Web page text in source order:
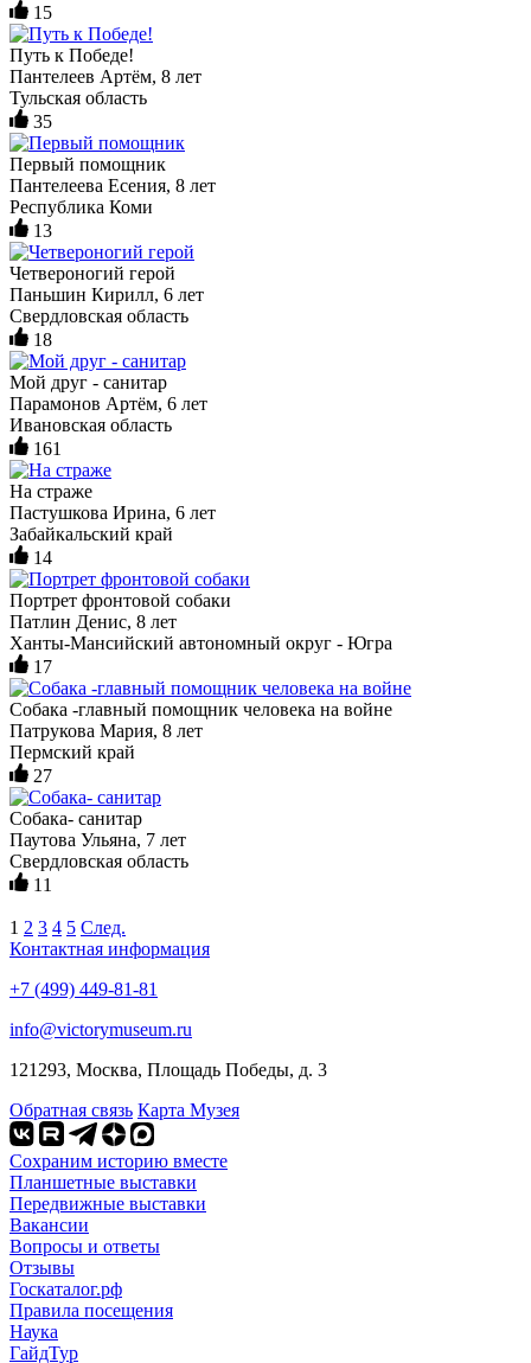
15
Путь к Победе!
Пантелеев Артём, 8 лет
Тульская область
35
Первый помощник
Пантелеева Есения, 8 лет
Республика Коми
13
Четвероногий герой
Паньшин Кирилл, 6 лет
Свердловская область
18
Мой друг - санитар
Парамонов Артём, 6 лет
Ивановская область
161
На страже
Пастушкова Ирина, 6 лет
Забайкальский край
14
Портрет фронтовой собаки
Патлин Денис, 8 лет
Ханты-Мансийский автономный округ - Югра
17
Собака -главный помощник человека на войне
Патрукова Мария, 8 лет
Пермский край
27
Собака- санитар
Паутова Ульяна, 7 лет
Свердловская область
11
1 2 3 4 5 След.
Контактная информация
+7 (499) 449-81-81
info@victorymuseum.ru
121293, Москва, Площадь Победы, д. 3
Обратная связь Карта Музея
Сохраним историю вместе
Планшетные выставки
Передвижные выставки
Вакансии
Вопросы и ответы
Отзывы
Госкаталог.рф
Правила посещения
Наука
ГайдТур